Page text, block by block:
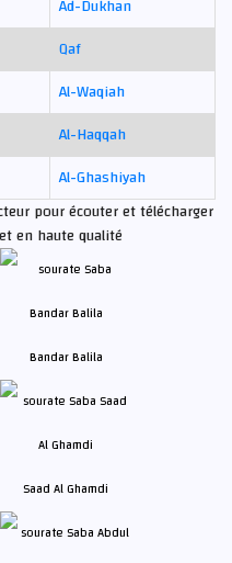
Ad-Dukhan
Qaf
Al-Waqiah
Al-Haqqah
Al-Ghashiyah
pour écouter et télécharger
en haute qualité
Bandar Balila
Saad Al Ghamdi